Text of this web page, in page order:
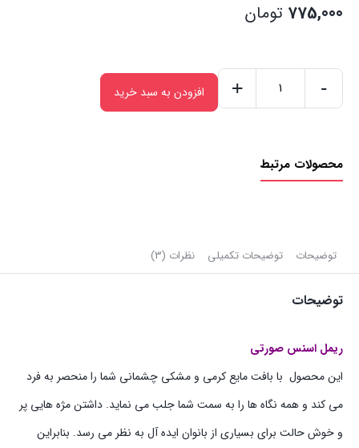
775,000 تومان
اسنس
Love
Extreme
Crazy
عدد
-
+ افزودن به سبد خرید
محصولات مرتبط
توضیحات توضیحات تکمیلی نظرات (3)
توضیحات
ریمل اسنس صورتی
این محصول با بافت مایع کرمی و مشکی چشمانی شما را منحصر به فرد
می کند و همه نگاه ها را به سمت شما جلب می نماید. داشتن مژه هایی پر
و خوش حالت برای بسیاری از بانوان ایده آل به نظر می رسد. بنابراین